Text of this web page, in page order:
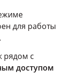
для работы
рядом с
доступом